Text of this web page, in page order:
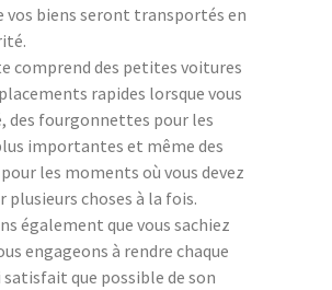
vos biens seront transportés en
comprend des petites voitures
rapides lorsque vous
des fourgonnettes pour les
importantes et même des
les moments où vous devez
choses à la fois.
également que vous sachiez
engageons à rendre chaque
que possible de son